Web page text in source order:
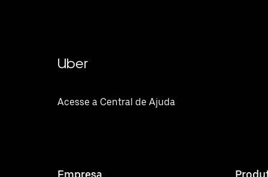
Uber
Acesse a Central de Ajuda
Empresa